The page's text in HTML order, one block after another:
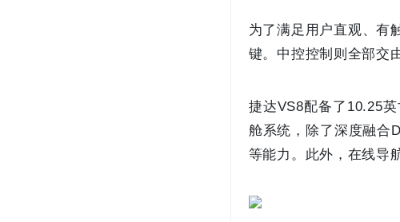
为了满足用户直观、有
键。中控控制则全部交
捷达VS8配备了10.25
舱系统，除了深度融合
等能力。此外，在线导